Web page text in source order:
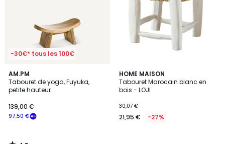
-30€* tous les 100€
AM.PM
Tabouret de yoga, Fuyuka,
petite hauteur
97,50 €
139,00 €
4,3
/ 5
HOME MAISON
Tabouret Marocain blanc en
bois - LOJI
30,07 €
21,95 € -27%